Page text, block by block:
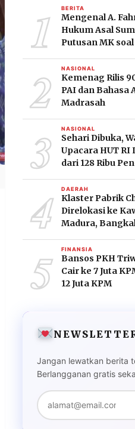
1 BERITA
Mengenal A.
Hukum Asal
Putusan MK
2 NASIONAL
Kemenag Rilis
PAI dan Bahasa
Madrasah
3 NASIONAL
Sehari Dibuka,
Upacara HUT RI
dari 128 Ribu
4 DAERAH
Klaster Pabrik
Direlokasi ke
Madura,
5 FINANSIA
Bansos PKH
Cair ke 7 Juta
12 Juta KPM
Jangan lewatkan berita
Berlangganan gratis